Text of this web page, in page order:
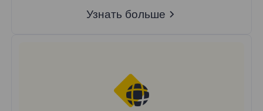
Узнать больше